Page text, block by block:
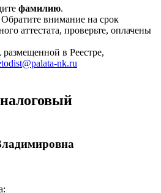
фамилию.
внимание на срок
аттестата, проверьте, оплачены
в Реестре,
nk.ru